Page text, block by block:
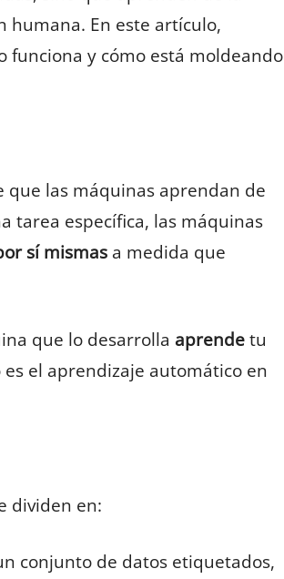
humana. En este artículo,
funciona y cómo está moldeando
las máquinas aprendan de
tarea específica, las máquinas
sí mismas a medida que
que lo desarrolla aprendetu
el aprendizaje automático en
dividen en:
conjunto de datos etiquetados,